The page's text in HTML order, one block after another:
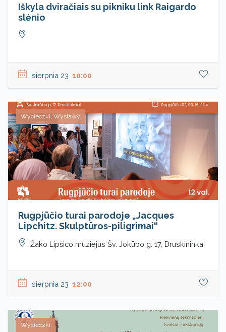
Iškyla dviračiais su pikniku link Raigardo
slėnio
sierpnia 23 10:00
Wycieczki, Wystawy
Rugpjūčio turai parodoje „Jacques
Lipchitz. Skulptūros-piligrimai“
Žako Lipšico muziejus Šv. Jokūbo g. 17, Druskininkai
sierpnia 23 12:00
Wycieczki